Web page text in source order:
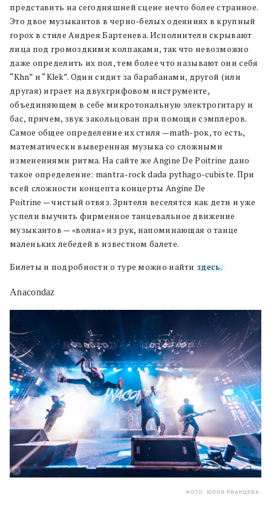
представить на сегодняшней сцене нечто более странное.
Это двое музыкантов в черно-белых одеяниях в крупный
горох в стиле Андрея Бартенева. Исполнители скрывают
лица под громоздкими колпаками, так что невозможно
даже определить их пол, тем более что называют они себя
“Khn” и “Klek”. Один сидит за барабанами, другой (или
другая) играет на двухгрифовом инструменте,
объединяющем в себе микротональную электрогитару и
бас, причем, звук закольцован при помощи сэмплеров.
Самое общее определение их стиля —math-рок, то есть,
математически выверенная музыка со сложными
изменениями ритма. На сайте же Angine De Poitrine дано
такое определение: mantra-rock dada pythago-cubiste. При
всей сложности концепта концерты Angine De
Poitrine — чистый отвяз. Зрители веселятся как дети и уже
успели выучить фирменное танцевальное движение
музыкантов — «волна» из рук, напоминающая о танце
маленьких лебедей в известном балете.
Билеты и подробности о туре можно найти здесь.
Anacondaz
ФОТО: ЮЛИЯ РВАНЦЕВА.